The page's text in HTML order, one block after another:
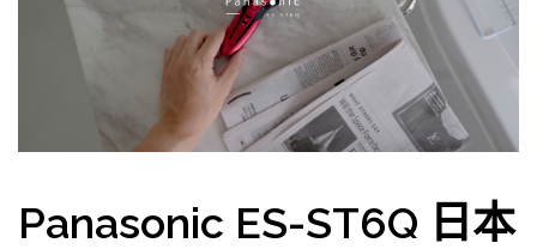
Panasonic ES-ST6Q 日本